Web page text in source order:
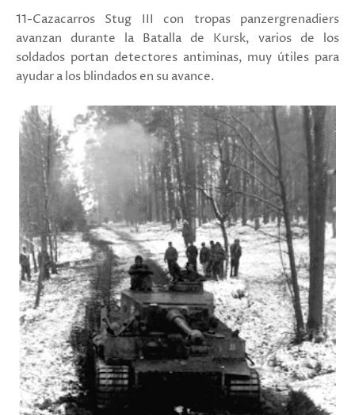
11-Cazacarros Stug III con tropas panzergrenadiers
avanzan durante la Batalla de Kursk, varios de los
soldados portan detectores antiminas, muy útiles para
ayudar a los blindados en su avance.